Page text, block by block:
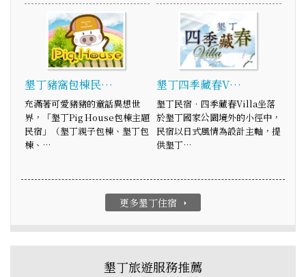
墾丁豬窩包棟民…
充滿著可愛豬豬的童話異想世
界，「墾丁Pig House包棟主題
民宿」（墾丁親子包棟、墾丁包
棟、…
墾丁四季藏春V…
墾丁民宿‧四季藏春Villa坐落
於墾丁國家公園境外的小徑中，
民宿以日式風情為設計主軸，提
供墾丁…
更多墾丁住宿 arrow_right
墾丁旅遊服務推薦